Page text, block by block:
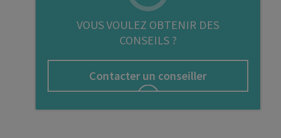
VOUS VOULEZ OBTENIR DES
CONSEILS ?
Contacter un conseiller